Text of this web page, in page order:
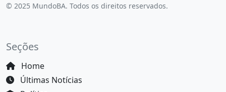
© 2025 MundoBA. Todos os direitos reservados.
Seções
Home
Últimas Notícias